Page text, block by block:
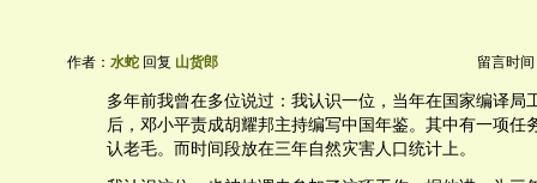
作者： 水蛇 回复 山货郎 留言时间
多年前我曾在多位说过：我认识一位，当年在国家编译局
后，邓小平责成胡耀邦主持编写中国年鉴。其中有一项任
认老毛。而时间段放在三年自然灾害人口统计上。